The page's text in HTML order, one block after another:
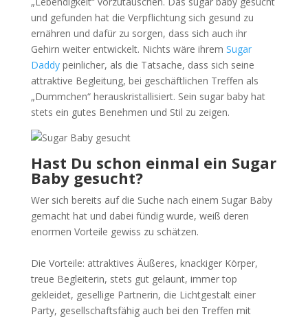
und gefunden hat die Verpflichtung sich gesund zu
ernähren und dafür zu sorgen, dass sich auch ihr
Gehirn weiter entwickelt. Nichts wäre ihrem Sugar
Daddypeinlicher, als die Tatsache, dass sich seine
attraktive Begleitung, bei geschäftlichen Treffen als
„Dummchen“ herauskristallisiert. Sein sugar baby hat
stets ein gutes Benehmen und Stil zu zeigen.
Hast Du schon einmal ein Sugar
Baby gesucht?
Wer sich bereits auf die Suche nach einem Sugar Baby
gemacht hat und dabei fündig wurde, weiß deren
enormen Vorteile gewiss zu schätzen.
Die Vorteile: attraktives Äußeres, knackiger Körper,
treue Begleiterin, stets gut gelaunt, immer top
gekleidet, gesellige Partnerin, die Lichtgestalt einer
Party, gesellschaftsfähig auch bei den Treffen mit